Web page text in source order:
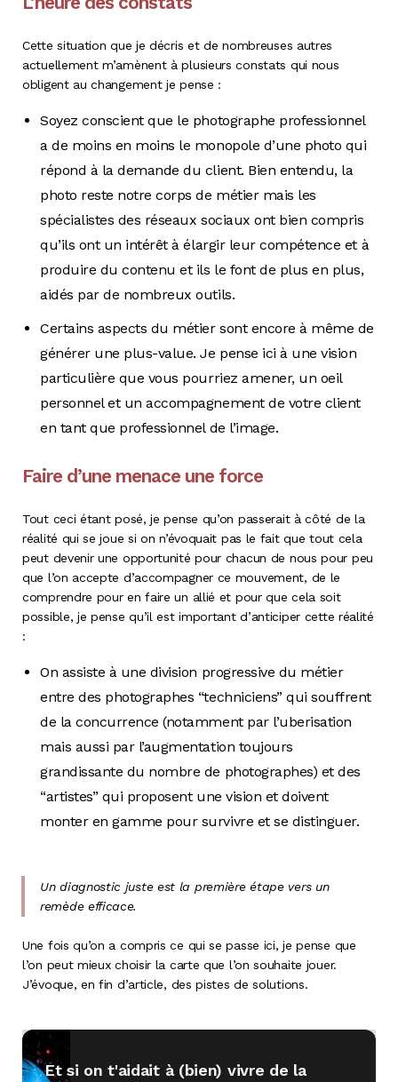
Cette situation que je décris et de nombreuses autres
actuellement m’amènent à plusieurs constats qui nous
obligent au changement je pense :
Soyez conscient que le photographe professionnel
a de moins en moins le monopole d’une photo qui
répond à la demande du client. Bien entendu, la
photo reste notre corps de métier mais les
spécialistes des réseaux sociaux ont bien compris
qu’ils ont un intérêt à élargir leur compétence et à
produire du contenu et ils le font de plus en plus,
aidés par de nombreux outils.
Certains aspects du métier sont encore à même de
générer une plus-value. Je pense ici à une vision
particulière que vous pourriez amener, un oeil
personnel et un accompagnement de votre client
en tant que professionnel de l’image.
Faire d’une menace une force
Tout ceci étant posé, je pense qu’on passerait à côté de la
réalité qui se joue si on n’évoquait pas le fait que tout cela
peut devenir une opportunité pour chacun de nous pour peu
que l’on accepte d’accompagner ce mouvement, de le
comprendre pour en faire un allié et pour que cela soit
possible, je pense qu’il est important d’anticiper cette réalité
:
On assiste à une division progressive du métier
entre des photographes “techniciens” qui souffrent
de la concurrence (notamment par l’uberisation
mais aussi par l’augmentation toujours
grandissante du nombre de photographes) et des
“artistes” qui proposent une vision et doivent
monter en gamme pour survivre et se distinguer.
Un diagnostic juste est la première étape vers un
remède efficace.
Une fois qu’on a compris ce qui se passe ici, je pense que
l’on peut mieux choisir la carte que l’on souhaite jouer.
J’évoque, en fin d’article, des pistes de solutions.
Et si on t'aidait à (bien) vivre de la